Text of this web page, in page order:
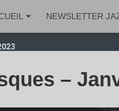
NEWSLETTER
–